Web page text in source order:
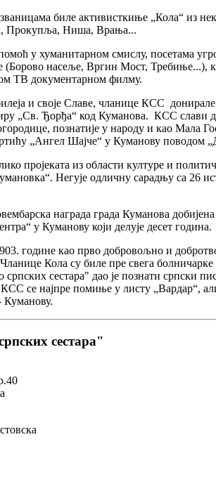
биле активисткиње „Кола“ из
Прокупља, Ниша, Врања...
у хуманитарном смислу, посетама
(Борово насеље, Вргин Мост, Требиње...),
ТВ документарном филму.
и своје Славе, чланице КСС донирале
„Св. Ђорђа“ код Куманова. КСС слави
познатије у народу и као Мала
„Ангел Шајче“ у Куманову поводом
пројеката из области културе и
Негује одличну сарадњу са 26
награда града Куманова
у Куманову који делује десет година.
године као прво добровољно и
Кола су биле пре свега болничарке
сестара" дао је познати српски
се најпре помиње у листу „Вардар“,
Куманову.
сестара"